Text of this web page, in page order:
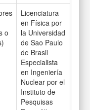
o
Licenciatura
en Física por
la Universidad
de Sao Paulo
de Brasil
Especialista
en Ingeniería
Nuclear por el
Instituto de
Pesquisas